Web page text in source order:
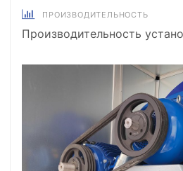
ПРОИЗВОДИТЕЛЬНОСТЬ
Производительность